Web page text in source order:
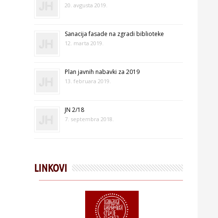
20. avgusta 2019.
Sanacija fasade na zgradi biblioteke
12. marta 2019.
Plan javnih nabavki za 2019
13. februara 2019.
JN 2/18
7. septembra 2018.
LINKOVI